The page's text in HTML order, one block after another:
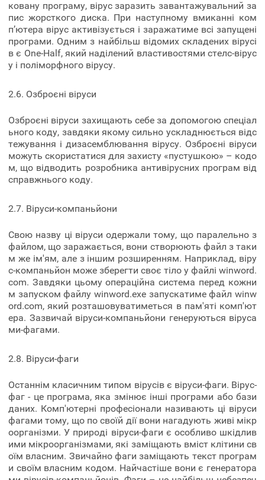
ковану програму, вірус заразить завантажувальний за
пис жорсткого диска. При наступному вмиканні ком
п’ютера вірус активізується і заражатиме всі запущені
програми. Одним з найбільш відомих складених вірусі
в є One-Half, який наділений властивостями стелс-вірус
у і поліморфного вірусу.
2.6. Озброєні віруси
Озброєні віруси захищають себе за допомогою спеціал
ьного коду, завдяки якому сильно ускладнюється відс
тежування і дизасемблювання вірусу. Озброєні віруси
можуть скористатися для захисту «пустушкою» – кодо
м, що відводить розробника антивірусних програм від
справжнього коду.
2.7. Віруси-компаньйони
Свою назву ці віруси одержали тому, що паралельно з
файлом, що заражається, вони створюють файл з таки
м же ім'ям, але з іншим розширенням. Наприклад, віру
с-компаньйон може зберегти своє тіло у файлі winword.
com. Завдяки цьому операційна система перед кожни
м запуском файлу winword.exe запускатиме файл winw
ord.com, який розташовуватиметься в пам'яті комп'ют
ера. Зазвичай віруси-компаньйони генеруються віруса
ми-фагами.
2.8. Віруси-фаги
Останнім класичним типом вірусів є віруси-фаги. Вірус-
фаг - це програма, яка змінює інші програми або бази
даних. Комп'ютерні професіонали називають ці віруси
фагами тому, що по своїй дії вони нагадують живі мікр
оорганізми. У природі віруси-фаги є особливо шкідлив
ими мікроорганізмами, які заміщають вміст клітини св
оїм власним. Звичайно фаги заміщають текст програм
и своїм власним кодом. Найчастіше вони є генератора